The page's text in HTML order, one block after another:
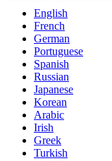
English
French
German
Portuguese
Spanish
Russian
Japanese
Korean
Arabic
Irish
Greek
Turkish